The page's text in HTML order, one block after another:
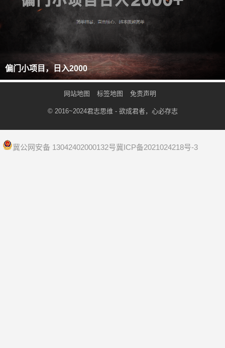
偏门小项目，日入2000
网站地图 标签地图 免责声明
© 2016~2024君志思维- 欲成君者，心必存志
冀公网安备 13042402000132号冀ICP备2021024218号-3